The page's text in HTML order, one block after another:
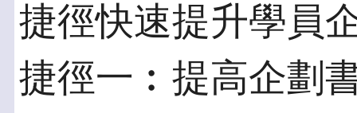
捷徑快速提升學員
捷徑一︰提高企劃